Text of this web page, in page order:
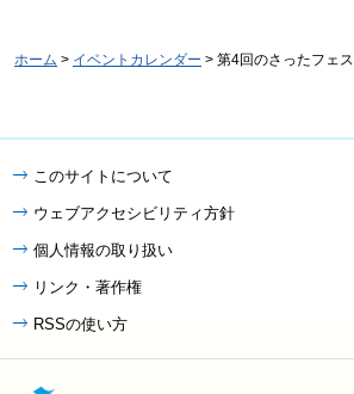
ホーム > イベントカレンダー > 第4回のさったフェス
このサイトについて
ウェブアクセシビリティ方針
個人情報の取り扱い
リンク・著作権
RSSの使い方